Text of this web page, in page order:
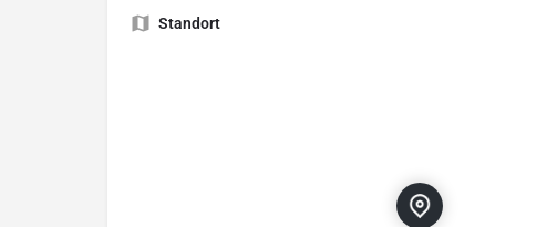
Standort